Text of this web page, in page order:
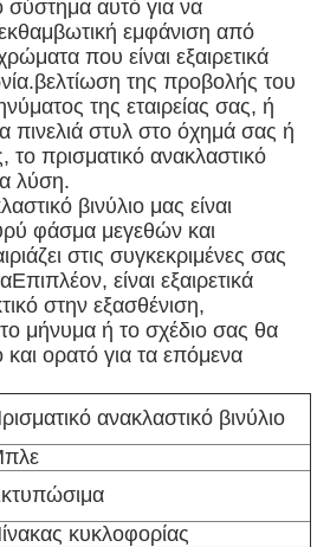
σύστημα αυτό για να
εμφάνιση από
που είναι εξαιρετικά
της προβολής του
της εταιρείας σας, ή
πινελιά στυλ στο όχημά σας ή
το πρισματικό ανακλαστικό
λύση.
βινύλιο μας είναι
φάσμα μεγεθών και
στις συγκεκριμένες σας
είναι εξαιρετικά
στην εξασθένιση,
το μήνυμα ή το σχέδιο σας θα
και ορατό για τα επόμενα
ανακλαστικό βινύλιο
κυκλοφορίας